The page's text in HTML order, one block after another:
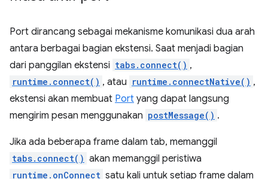
Port dirancang sebagai mekanisme komunikasi dua arah
antara berbagai bagian ekstensi. Saat menjadi bagian
dari panggilan ekstensi tabs.connect() ,
runtime.connect() , atau runtime.connectNative() ,
ekstensi akan membuat Port yang dapat langsung
mengirim pesan menggunakan postMessage() .
Jika ada beberapa frame dalam tab, memanggil
tabs.connect() akan memanggil peristiwa
runtime.onConnect satu kali untuk setiap frame dalam